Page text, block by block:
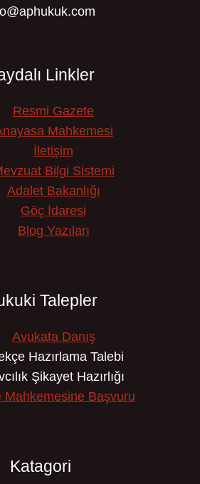
Linkler
Resmi Gazete
Mahkemesi
İletişim
Bilgi Sistemi
Adalet Bakanlığı
Göç İdaresi
Blog Yazıları
Talepler
Avukata Danış
Hazırlama Talebi
Şikayet Hazırlığı
Mahkemesine Başvuru
Katagori